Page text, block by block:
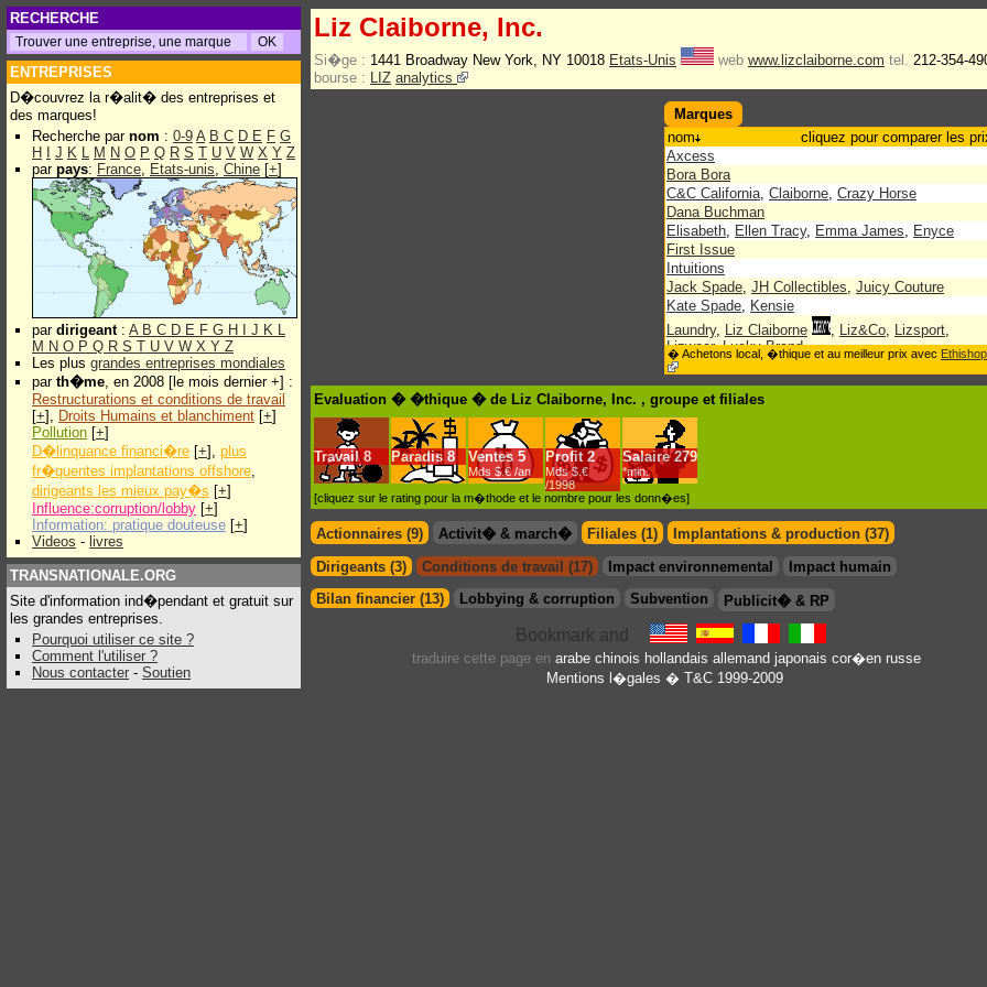
RECHERCHE
ENTREPRISES
D�couvrez la r�alit� des entreprises et
des marques!
Recherche par nom : 0-9 A B C D E F G
H
J K L M N O P Q R S T U V W X Y Z
par pays: France, Etats-unis, Chine [+]
par dirigeant: A B C D E F G H J K L
M N O P Q R S T U V W X Y Z
Les plus grandes entreprises mondiales
par th�me, en 2008 [le mois dernier +] :
Restructurations et conditions de travail
[+], Droits Humains et blanchiment [+]
Pollution [+]
D�linquance financi�re [+], plus
fr�quentes implantations offshore,
dirigeants les mieux pay�s [+]
Influence:corruption/lobby [+]
Information: pratique douteuse [+]
Videos - livres
TRANSNATIONALE.ORG
Site d'information ind�pendant et gratuit sur
les grandes entreprises.
Pourquoi utiliser ce site ?
Comment l'utiliser ?
Nous contacter - Soutien
Liz Claiborne, Inc.
Si�ge : 1441 Broadway New York, NY 10018 Etats-Unis web www.lizclaiborne.com tel.
212-354-
bourse : LIZ analytics
Marques
nom
cliquez pour comparer les
Axcess
Bora Bora
C&C California, Claiborne, Crazy Horse
Dana Buchman
Elisabeth, Ellen Tracy, Emma James, Enyce
First Issue
Intuitions
Jack Spade, JH Collectibles, Juicy Couture
Kate Spade, Kensie
Laundry, Liz Claiborne , Liz&Co, Lizsport,
Lizwear,Lucky Brand
Mac & Jac
Mambo , Mexx
Monet
Realities,Russ
Sigrid Olsen,Soul
Stamp 10
Tapemeasure
Villager
Yzza
� Achetons local, �thique et au meilleur prix avec Ethishop
Evaluation � �thique � de Liz Claiborne, Inc. , groupe et filiales
Travail 8 Paradis 8 Ventes 5
Mds $.€ /an
Profit 2
Mds $.€
/1998
Salaire 279
*min.
[cliquez sur le rating pour la m�thode et le nombre pour les donn�es]
Actionnaires (9) Activit� & march� Filiales (1)
Implantations & production (37)
Dirigeants (3)
Conditions de travail (17) Impact environnemental
Impact humain
Bilan financier (13)
Lobbying & corruption Subvention Publicit� & RP
traduire cette page en arabe chinois hollandais allemand japonais cor�en russe
Mentions l�gales � T&C 1999-2009